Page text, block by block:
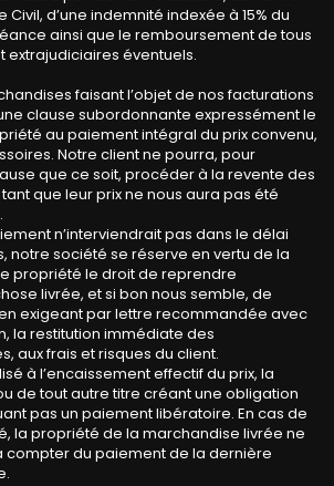
Civil, d’une indemnité indexée à 15% du
ainsi que le remboursement de tous
extrajudiciaires éventuels.
faisant l’objet de nos facturations
clause subordonnante expressément le
au paiement intégral du prix convenu,
Notre client ne pourra, pour
que ce soit, procéder à la revente des
que leur prix ne nous aura pas été
n’interviendrait pas dans le délai
notre société se réserve en vertu de la
propriété le droit de reprendre
livrée, et si bon nous semble, de
exigeant par lettre recommandée avec
la restitution immédiate des
aux frais et risques du client.
à l’encaissement effectif du prix, la
de tout autre titre créant une obligation
pas un paiement libératoire. En cas de
la propriété de la marchandise livrée ne
compter du paiement de la dernière